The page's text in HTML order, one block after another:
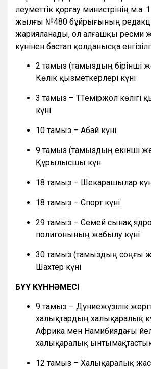
әлеуметтік қорғау министрінің м.а.
жылғы №480 бұйрығының
жарияланады, ол алғашқы ресми
күнінен бастап қолданысқа
2 тамыз (тамыздың бірінші
Көлік қызметкерлері күні
3 тамыз – ТТеміржол көлігі
күні
10 тамыз – Абай күні
9 тамыз (тамыздың екінші
Құрылысшы күн
18 тамыз – Шекарашылар
18 тамыз – Спорт күні
29 тамыз – Семей сынақ
полигонының жабылу күні
30 тамыз (тамыздың соңғы
Шахтер күні
БҰҰ КҮННӘМЕСІ
9 тамыз – Дүниежүзілік
халықтардың халықаралық
Африка мен Намибиядағы
халықаралық
12 тамыз – Халықаралық